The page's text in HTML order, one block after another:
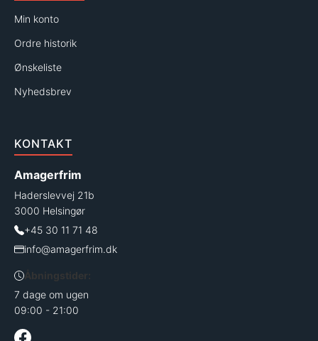
Min konto
Ordre historik
Ønskeliste
Nyhedsbrev
KONTAKT
Amagerfrim
Haderslevvej 21b
3000 Helsingør
+45 30 11 71 48
info@amagerfrim.dk
Åbningstider:
7 dage om ugen
09:00 - 21:00